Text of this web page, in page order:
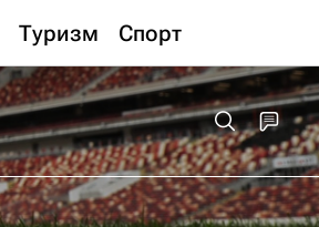
Туризм Спорт